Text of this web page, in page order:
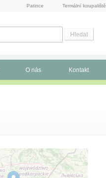
Patince Termální koupaliště
O nás Kontakt